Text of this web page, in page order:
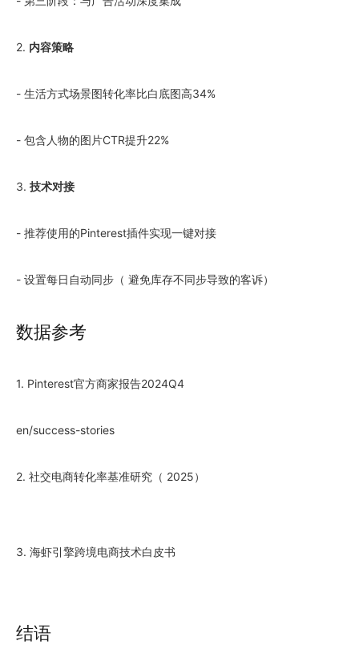
2. 内容策略
- 生活方式场景图转化率比白底图高34%
- 包含人物的图片CTR提升22%
3. 技术对接
- 推荐使用的Pinterest插件实现一键对接
- 设置每日自动同步（ 避免库存不同步导致的客诉）
数据参考
1. Pinterest官方商家报告2024Q4
en/success-stories
2. 社交电商转化率基准研究（ 2025）
3. 海虾引擎跨境电商技术白皮书
结语